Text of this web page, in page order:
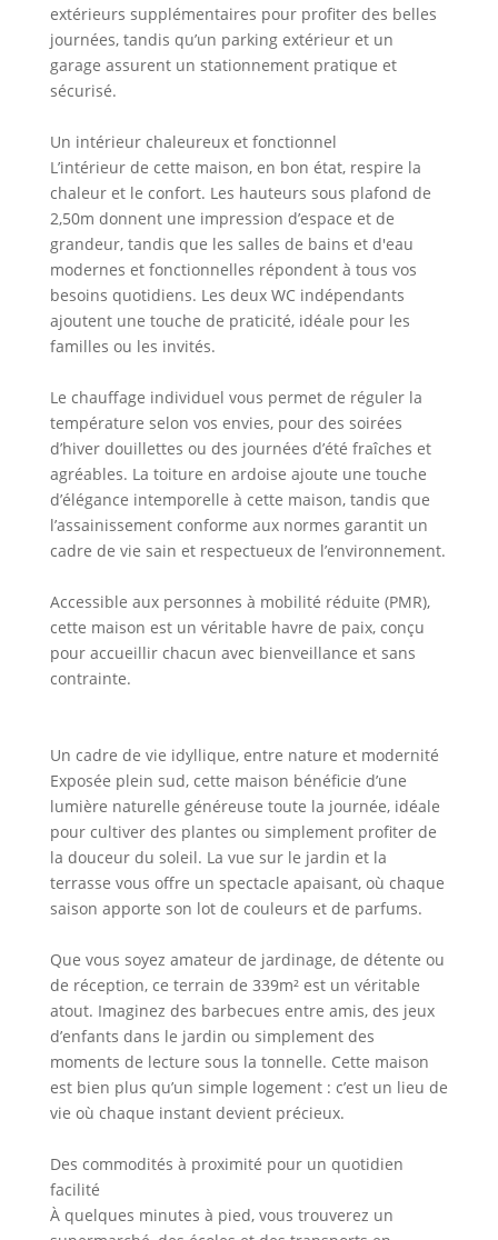
extérieurs supplémentaires pour profiter des belles
journées, tandis qu’un parking extérieur et un
garage assurent un stationnement pratique et
sécurisé.
Un intérieur chaleureux et fonctionnel
L’intérieur de cette maison, en bon état, respire la
chaleur et le confort. Les hauteurs sous plafond de
2,50m donnent une impression d’espace et de
grandeur, tandis que les salles de bains et d'eau
modernes et fonctionnelles répondent à tous vos
besoins quotidiens. Les deux WC indépendants
ajoutent une touche de praticité, idéale pour les
familles ou les invités.
Le chauffage individuel vous permet de réguler la
température selon vos envies, pour des soirées
d’hiver douillettes ou des journées d’été fraîches et
agréables. La toiture en ardoise ajoute une touche
d’élégance intemporelle à cette maison, tandis que
l’assainissement conforme aux normes garantit un
cadre de vie sain et respectueux de l’environnement.
Accessible aux personnes à mobilité réduite (PMR),
cette maison est un véritable havre de paix, conçu
pour accueillir chacun avec bienveillance et sans
contrainte.
Un cadre de vie idyllique, entre nature et modernité
Exposée plein sud, cette maison bénéficie d’une
lumière naturelle généreuse toute la journée, idéale
pour cultiver des plantes ou simplement profiter de
la douceur du soleil. La vue sur le jardin et la
terrasse vous offre un spectacle apaisant, où chaque
saison apporte son lot de couleurs et de parfums.
Que vous soyez amateur de jardinage, de détente ou
de réception, ce terrain de 339m² est un véritable
atout. Imaginez des barbecues entre amis, des jeux
d’enfants dans le jardin ou simplement des
moments de lecture sous la tonnelle. Cette maison
est bien plus qu’un simple logement : c’est un lieu de
vie où chaque instant devient précieux.
Des commodités à proximité pour un quotidien
facilité
À quelques minutes à pied, vous trouverez un